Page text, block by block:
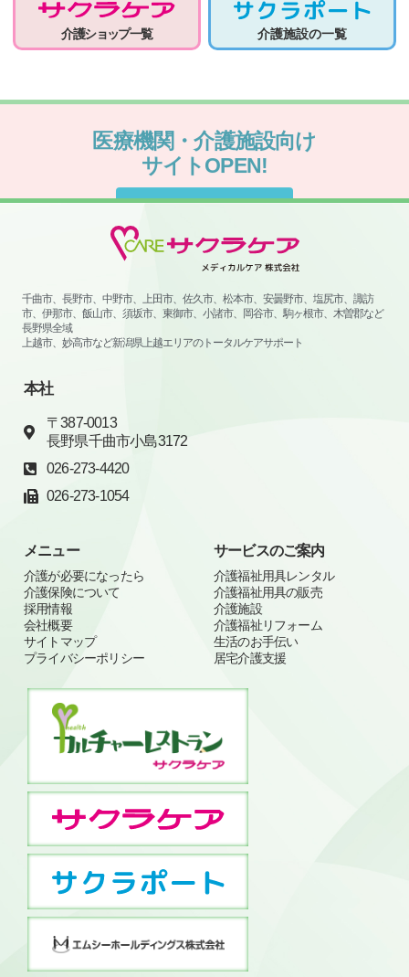
介護ショップ一覧 介護施設の一覧
医療機関・介護施設向け
サイトOPEN!
サイトはこちらから
千曲市、長野市、中野市、上田市、佐久市、松本市、安曇野市、塩尻市、諏訪
市、伊那市、飯山市、須坂市、東御市、小諸市、岡谷市、駒ヶ根市、木曽郡など
長野県全域
上越市、妙高市など新潟県上越エリアのトータルケアサポート
本社
〒387-0013
長野県千曲市小島3172
026-273-4420
026-273-1054
メニュー
介護が必要になったら
介護保険について
採用情報
会社概要
サイトマップ
プライバシーポリシー
サービスのご案内
介護福祉用具レンタル
介護福祉用具の販売
介護施設
介護福祉リフォーム
生活のお手伝い
居宅介護支援